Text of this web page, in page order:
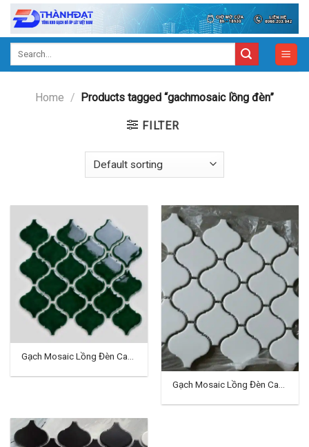
Skip
content
Home / Products tagged “gachmosaic lồng đèn”
FILTER
Gạch Mosaic Lồng Đèn Cao
Gạch Mosaic Lồng Đèn Cao